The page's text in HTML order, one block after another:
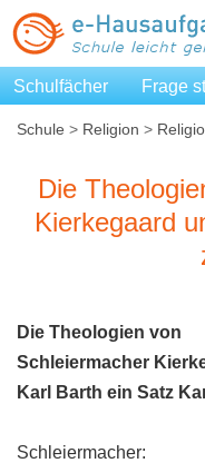
Schulfächer Frage
Schule > Religion >
Die
Kierkegaard
Die Theologien von
Schleiermacher
Karl Barth ein Satz
Schleiermacher: